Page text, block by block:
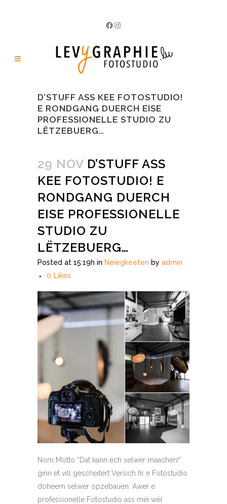
Facebook
Instagram
D’STUFF ASS KEE FOTOSTUDIO!
E RONDGANG DUERCH EISE
PROFESSIONELLE STUDIO ZU
LËTZEBUERG…
29 NOV D’STUFF ASS
KEE FOTOSTUDIO! E
RONDGANG DUERCH
EISE PROFESSIONELLE
STUDIO ZU
LËTZEBUERG…
Posted at 15:19h in Neiegkeeten by admin
0 Likes
Nom Motto “Dat kann ech selwer maachen!”
ginn et vill gescheitert Versich fir e Fotostudio
doheem selwer opzebauen. Awer e
professionelle Fotostudio ass méi wéi